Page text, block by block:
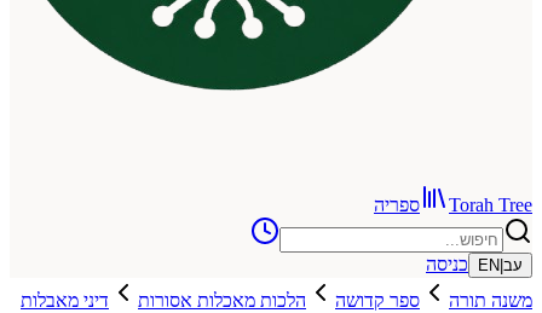
ספריה
כניסה
ספר קדושה הלכות מאכלות אסורות
דיני מאבלות